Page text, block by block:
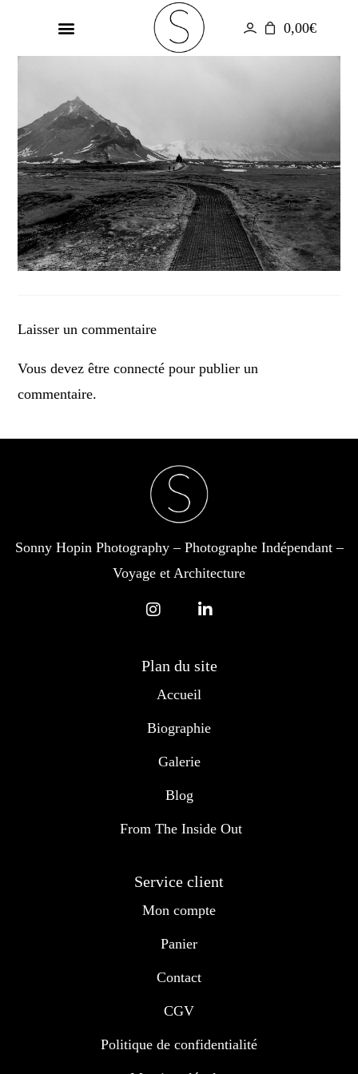
0,00€
Laisser un commentaire
Vous devez êtreconnecté pour publier un
commentaire.
Sonny Hopin Photography – Photographe Indépendant –
Voyage et Architecture
Plan du site
Accueil
Biographie
Galerie
Blog
From The Inside Out
Service client
Mon compte
Panier
Contact
CGV
Politique de confidentialité